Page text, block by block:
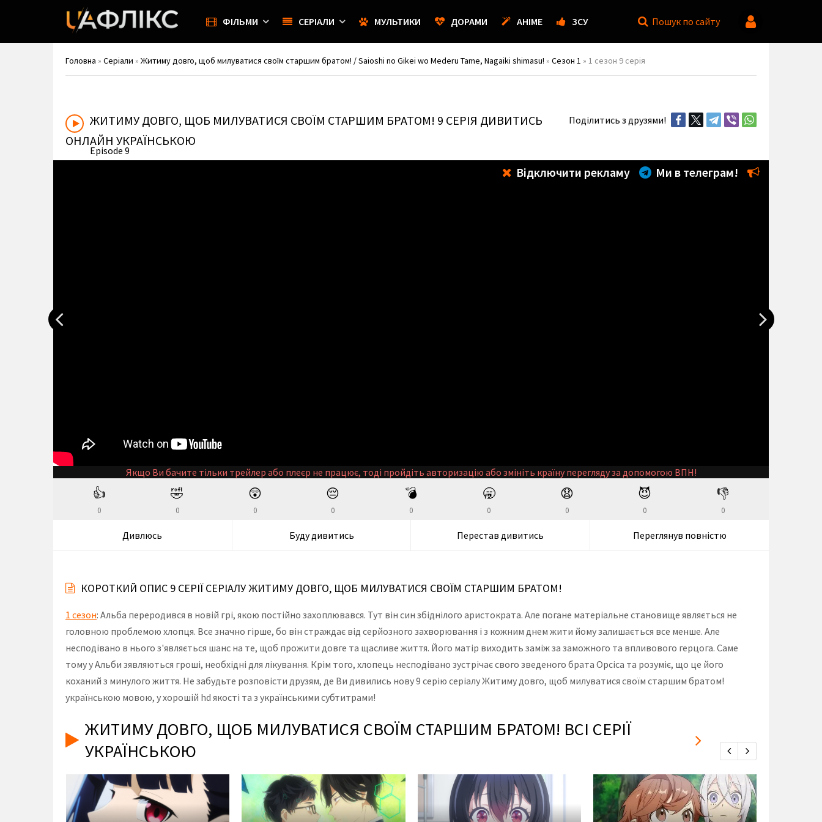
ФІЛЬМИ СЕРІАЛИ МУЛЬТИКИ ДОРАМИ АНІМЕ ЗСУ Пошук по сайту
Головна » Серіали » Житиму довго, щоб милуватися своїм старшим братом! / Saioshi no Gikei wo Mederu Tame, Nagaiki shimasu! » Сезон 1 » 1 сезон 9 серія
Поділитись з друзями!
ЖИТИМУ ДОВГО, ЩОБ МИЛУВАТИСЯ СВОЇМ СТАРШИМ БРАТОМ! 9 СЕРІЯ ДИВИТИСЬ
ОНЛАЙН УКРАЇНСЬКОЮ
Episode 9
Відключити рекламу Ми в телеграм!
Якщо Ви бачите тільки трейлер або плеєр не працює, тоді пройдіть авторизацію або змініть країну перегляду за допомогою ВПН!
👍
0
🤣
0
😲
0
😔
0
💣
0
🥱
0
😧
0
😈
0
👎
0
Дивлюсь Буду дивитись Перестав дивитись Переглянув повністю
КОРОТКИЙ ОПИС 9 СЕРІЇ СЕРІАЛУ ЖИТИМУ ДОВГО, ЩОБ МИЛУВАТИСЯ СВОЇМ СТАРШИМ БРАТОМ!
1 сезон: Альба переродився в новій грі, якою постійно захоплювався. Тут він син збіднілого аристократа. Але погане матеріальне становище являється не
головною проблемою хлопця. Все значно гірше, бо він страждає від серйозного захворювання і з кожним днем жити йому залишається все менше. Але
несподівано в нього з'являється шанс на те, щоб прожити довге та щасливе життя. Його матір виходить заміж за заможного та впливового герцога. Саме
тому у Альби зявляються гроші, необхідні для лікування. Крім того, хлопець несподівано зустрічає свого зведеного брата Орсіса та розуміє, що це його
коханий з минулого життя. Не забудьте розповісти друзям, де Ви дивились нову 9 серію серіалу Житиму довго, щоб милуватися своїм старшим братом!
українською мовою, у хорошій hd якості та з українськими субтитрами!
ЖИТИМУ ДОВГО, ЩОБ МИЛУВАТИСЯ СВОЇМ СТАРШИМ БРАТОМ! ВСІ СЕРІЇ
УКРАЇНСЬКОЮ